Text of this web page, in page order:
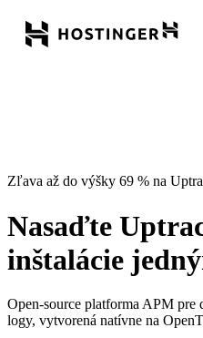
Zľava až do výšky 69 % na
Nasaďte
inštalácie
Open-source platforma APM pre
logy, vytvorená natívne na